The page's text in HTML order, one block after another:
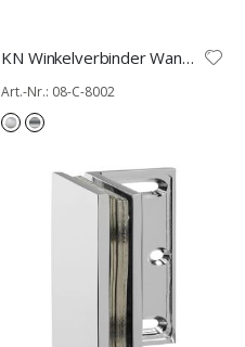
KN Winkelverbinder Wand Glas 90°
Art.-Nr.: 08-C-8002